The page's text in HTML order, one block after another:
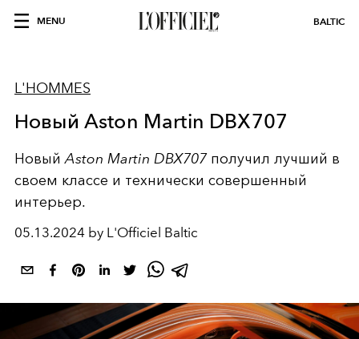
MENU BALTIC
L'HOMMES
Новый Aston Martin DBX707
НовыйAston Martin DBX707получил лучший в
своем классе и технически совершенный
интерьер.
05.13.2024 by L'Officiel Baltic